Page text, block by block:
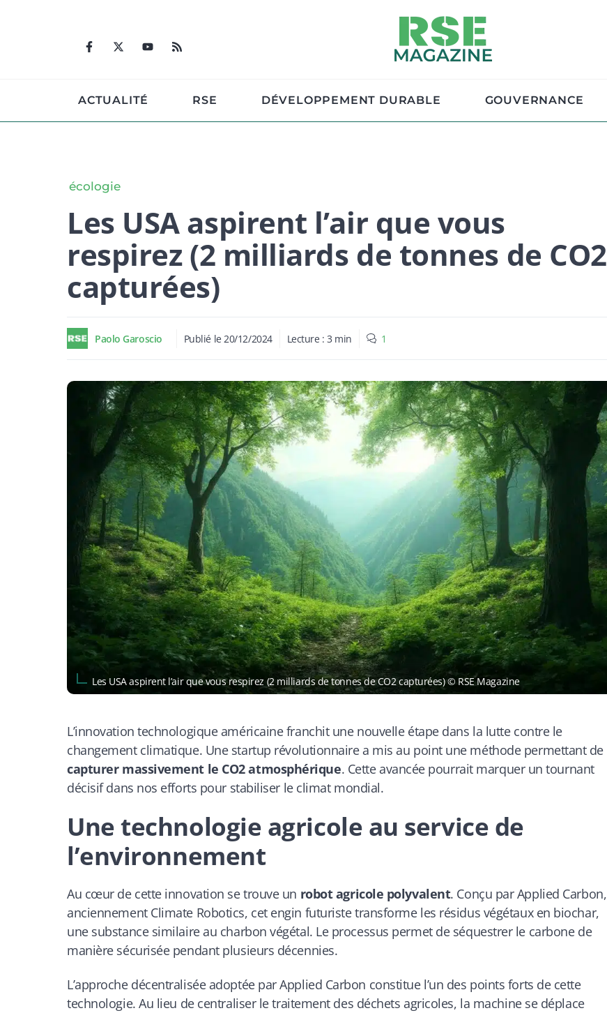
ACTUALITÉ RSE DÉVELOPPEMENT DURABLE GOUVERNANCE
écologie
Les USA aspirent l’air que vous
respirez (2 milliards de tonnes de CO2
capturées)
Paolo Garoscio Publié le 20/12/2024 Lecture :3 min 1
Les USA aspirent l’air que vous respirez (2 milliards de tonnes de CO2 capturées) © RSE Magazine
L’innovation technologique américaine franchit une nouvelle étape dans la lutte contre le
changement climatique. Une startup révolutionnaire a mis au point une méthode permettant de
capturer massivement le CO2 atmosphérique. Cette avancée pourrait marquer un tournant
décisif dans nos efforts pour stabiliser le climat mondial.
Une technologie agricole au service de
l’environnement
Au cœur de cette innovation se trouve un robot agricole polyvalent. Conçu par Applied Carbon,
anciennement Climate Robotics, cet engin futuriste transforme les résidus végétaux en biochar,
une substance similaire au charbon végétal. Le processus permet de séquestrer le carbone de
manière sécurisée pendant plusieurs décennies.
L’approche décentralisée adoptée par Applied Carbon constitue l’un des points forts de cette
technologie. Au lieu de centraliser le traitement des déchets agricoles, la machine se déplace